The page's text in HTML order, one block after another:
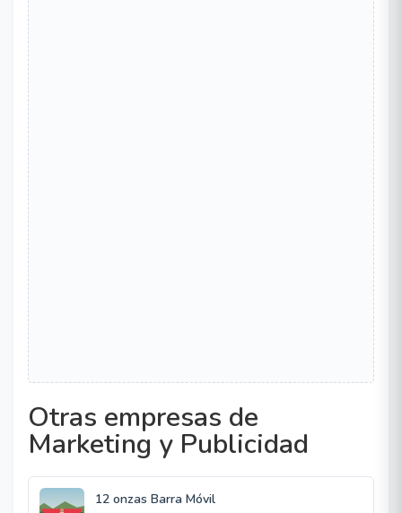
Otras empresas de
Marketing y Publicidad
12 onzas Barra Móvil